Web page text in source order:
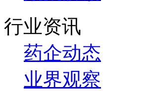
行业资讯
药企动态
业界观察